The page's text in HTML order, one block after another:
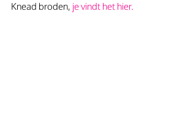
Knead broden, je vindt het hier.